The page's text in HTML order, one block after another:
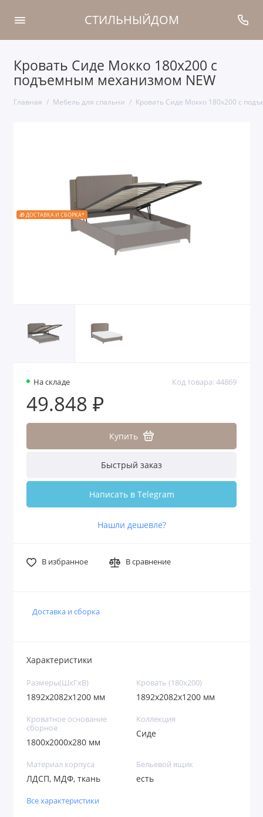
СТИЛЬНЫЙДОМ
Кровать Сиде Мокко 180х200 с
подъемным механизмом NEW
Главная Мебель для спальни Кровать Сиде Мокко 180х200 с
🎁 ДОСТАВКА И СБОРКА*
На складе Код товара: 44869
49.848 ₽
Купить
Быстрый заказ
Написать в Telegram
Нашли дешевле?
В избранное В сравнение
Доставка и сборка
Характеристики
Размеры(ШxГxВ)
1892х2082х1200 мм
Кровать (180х200)
1892х2082х1200 мм
Кроватное основание
сборное
1800х2000х280 мм
Коллекция
Сиде
Материал корпуса
ЛДСП, МДФ, ткань
Бельевой ящик
есть
Все характеристики